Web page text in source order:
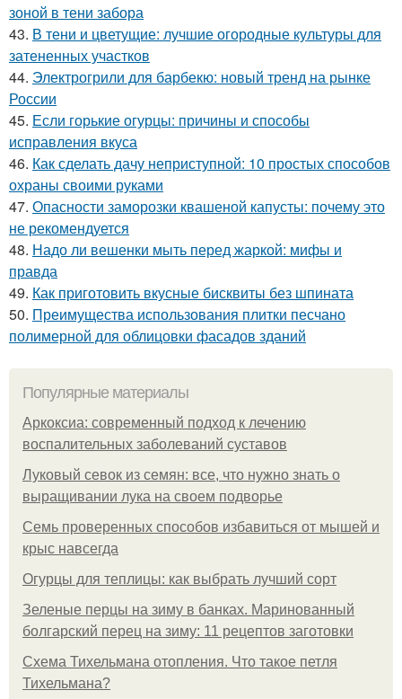
зоной в тени забора
43. В тени и цветущие: лучшие огородные культуры для
затененных участков
44. Электрогрили для барбекю: новый тренд на рынке
России
45. Если горькие огурцы: причины и способы
исправления вкуса
46. Как сделать дачу неприступной: 10 простых способов
охраны своими руками
47. Опасности заморозки квашеной капусты: почему это
не рекомендуется
48. Надо ли вешенки мыть перед жаркой: мифы и
правда
49. Как приготовить вкусные бисквиты без шпината
50. Преимущества использования плитки песчано
полимерной для облицовки фасадов зданий
Популярные материалы
Аркоксиа: современный подход к лечению
воспалительных заболеваний суставов
Луковый севок из семян: все, что нужно знать о
выращивании лука на своем подворье
Семь проверенных способов избавиться от мышей и
крыс навсегда
Огурцы для теплицы: как выбрать лучший сорт
Зеленые перцы на зиму в банках. Маринованный
болгарский перец на зиму: 11 рецептов заготовки
Схема Тихельмана отопления. Что такое петля
Тихельмана?